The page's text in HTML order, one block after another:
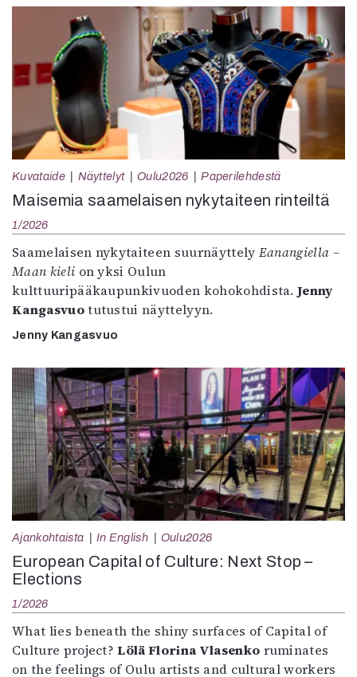
Kuvataide Näyttelyt Oulu2026 Paperilehdestä
Maisemia saamelaisen nykytaiteen rinteiltä
1/2026
Saamelaisen nykytaiteen suurnäyttely Eanangiella –
Maan kieli on yksi Oulun
kulttuuripääkaupunkivuoden kohokohdista.Jenny
Kangasvuotutustui näyttelyyn.
Jenny Kangasvuo
Ajankohtaista In English Oulu2026
European Capital of Culture: Next Stop –
Elections
1/2026
What lies beneath the shiny surfaces of Capital of
Culture project?Lölä Florina Vlasenko ruminates
on the feelings of Oulu artists and cultural workers